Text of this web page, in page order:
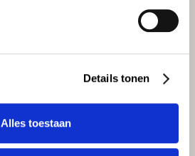
Details tonen
Alles toestaan